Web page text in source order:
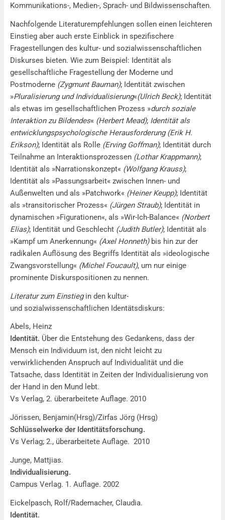
Kommunikations-, Medien-, Sprach- und Bildwissenschaften.
Nachfolgende Literaturempfehlungen sollen einen leichteren
Einstieg aber auch erste Einblick in spezifischere
Fragestellungen des kultur- und sozialwissenschaftlichen
Diskurses bieten. Wie zum Beispiel: Identität als
gesellschaftliche Fragestellung der Moderne und
Postmoderne (Zygmunt Bauman); Identität zwischen
»Pluralisierung und Individualisierung«(Ulrich Beck); Identität
als etwas im gesellschaftlichen Prozess »durch soziale
Interaktion zu Bildendes« (Herbert Mead); Identität als
entwicklungspsychologische Herausforderung (Erik H.
Erikson); Identität als Rolle (Erving Goffman); Identität durch
Teilnahme an Interaktionsprozessen (Lothar Krappmann);
Identität als »Narrationskonzept« (Wolfgang Krauss);
Identität als »Passungsarbeit« zwischen Innen- und
Außenwelten und als »Patchwork« (Heiner Keupp); Identität
als »transitorischer Prozess« (Jürgen Straub); Identität in
dynamischen »Figurationen«, als »Wir-Ich-Balance« (Norbert
Elias); Identität und Geschlecht (Judith Butler); Identität als
»Kampf um Anerkennung« (Axel Honneth)bis hin zur der
radikalen Auflösung des Begriffs Identität als »ideologische
Zwangsvorstellung« (Michel Foucault), um nur einige
prominente Diskurspositionen zu nennen.
Literatur zum Einstiegin den kultur-
und sozialwissenschaftlichen Identätsdiskurs:
Abels, Heinz
Identität. Über die Entstehung des Gedankens, dass der
Mensch ein Individuum ist, den nicht leicht zu
verwirklichenden Anspruch auf Individualität und die
Tatsache, dass Identität in Zeiten der Individualisierung von
der Hand in den Mund lebt.
Vs Verlag, 2. überarbeitete Auflage. 2010
Jörissen, Benjamin(Hrsg)/Zirfas Jörg (Hrsg)
Schlüsselwerke der Identitätsforschung.
Vs Verlag; 2., überarbeitete Auflage. 2010
Junge, Mattjias.
Individualisierung.
Campus Verlag. 1. Auflage. 2002
Eickelpasch, Rolf/Rademacher, Claudia.
Identität.